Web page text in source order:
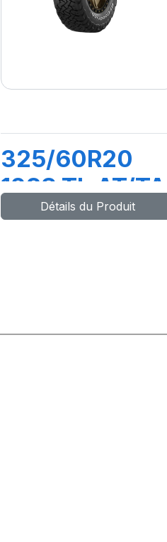
325/60R20
128S TL AT/TA
KO3 LRF
Détails du Produit